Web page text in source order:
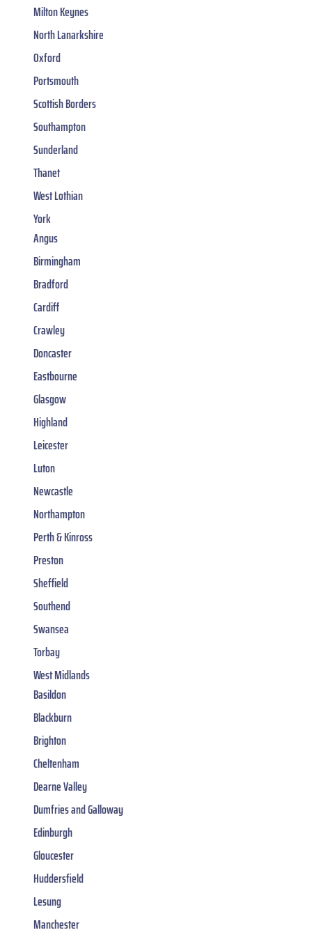
Milton Keynes
North Lanarkshire
Oxford
Portsmouth
Scottish Borders
Southampton
Sunderland
Thanet
West Lothian
York
Angus
Birmingham
Bradford
Cardiff
Crawley
Doncaster
Eastbourne
Glasgow
Highland
Leicester
Luton
Newcastle
Northampton
Perth & Kinross
Preston
Sheffield
Southend
Swansea
Torbay
West Midlands
Basildon
Blackburn
Brighton
Cheltenham
Dearne Valley
Dumfries and Galloway
Edinburgh
Gloucester
Huddersfield
Lesung
Manchester